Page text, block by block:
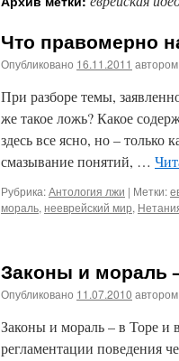
Что правомерно
Опубликовано 16.11.2011 автором
При разборе темы,
же такое ложь? Какое
здесь все ясно, но – только
смазывание понятий, …
Рубрика:Антология лжи | Метки:
мораль, нееврейский мир,
Законы и мораль
Опубликовано 11.07.2010 автором
Законы и мораль – в Торе и
регламентации поведения